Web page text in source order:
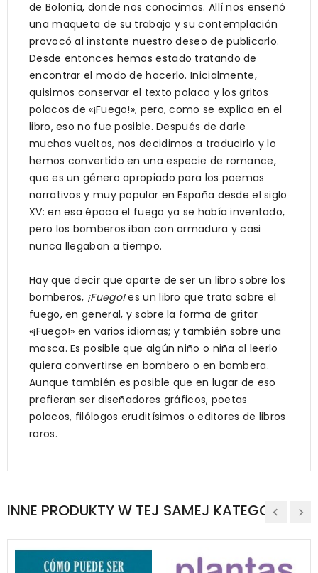
de Bolonia, donde nos conocimos. Allí nos enseñó
una maqueta de su trabajo y su contemplación
provocó al instante nuestro deseo de publicarlo.
Desde entonces hemos estado tratando de
encontrar el modo de hacerlo. Inicialmente,
quisimos conservar el texto polaco y los gritos
polacos de «¡Fuego!», pero, como se explica en el
libro, eso no fue posible. Después de darle
muchas vueltas, nos decidimos a traducirlo y lo
hemos convertido en una especie de romance,
que es un género apropiado para los poemas
narrativos y muy popular en España desde el siglo
XV: en esa época el fuego ya se había inventado,
pero los bomberos iban con armadura y casi
nunca llegaban a tiempo.
Hay que decir que aparte de ser un libro sobre los
bomberos, ¡Fuego!es un libro que trata sobre el
fuego, en general, y sobre la forma de gritar
«¡Fuego!» en varios idiomas; y también sobre una
mosca. Es posible que algún niño o niña al leerlo
quiera convertirse en bombero o en bombera.
Aunque también es posible que en lugar de eso
prefieran ser diseñadores gráficos, poetas
polacos, filólogos eruditísimos o editores de libros
raros.
INNE PRODUKTY W TEJ SAMEJ KATEGORII